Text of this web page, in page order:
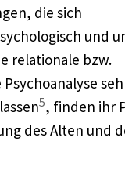
die sich
und
relationale bzw.
5, finden ihr
des Alten und